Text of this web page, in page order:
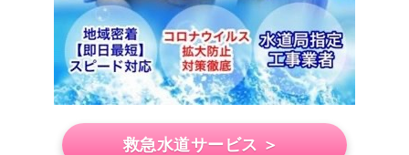
救急水道サービス ＞